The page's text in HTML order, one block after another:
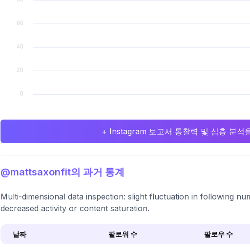
+ Instagram 보고서 통찰력 및 심층 분석
@mattsaxonfit의 과거 통계
Multi-dimensional data inspection: slight fluctuation in following
decreased activity or content saturation.
날짜 팔로워 수 팔로우 수